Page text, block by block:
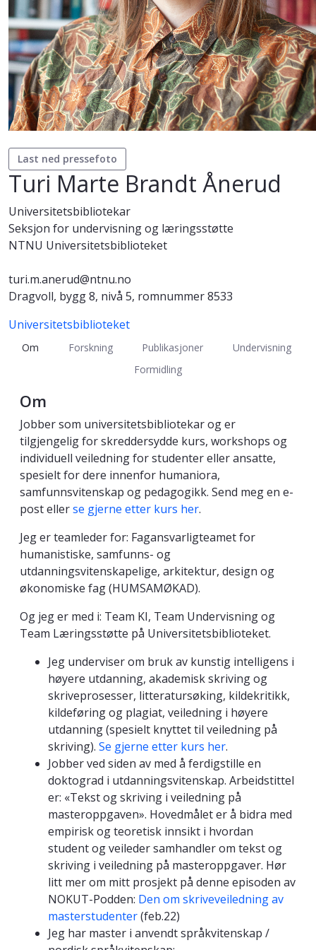
Last ned pressefoto
Turi Marte Brandt Ånerud
Universitetsbibliotekar
Seksjon for undervisning og læringsstøtte
NTNU Universitetsbiblioteket
turi.m.anerud@ntnu.no
Dragvoll, bygg 8, nivå 5, romnummer 8533
Universitetsbiblioteket
Om Forskning Publikasjoner
Undervisning
Formidling
Om
Jobber som universitetsbibliotekar og er
tilgjengelig for skreddersydde kurs, workshops og
individuell veiledning for studenter eller ansatte,
spesielt for dere innenfor humaniora,
samfunnsvitenskap og pedagogikk. Send meg en e-
post ellerse gjerne etter kurs her.
Jeg er teamleder for: Fagansvarligteamet for
humanistiske, samfunns- og
utdanningsvitenskapelige, arkitektur, design og
økonomiske fag (HUMSAMØKAD).
Og jeg er med i: Team KI, Team Undervisning og
Team Læringsstøtte på Universitetsbiblioteket.
Jeg underviser om bruk av kunstig intelligens i
høyere utdanning, akademisk skriving og
skriveprosesser, litteratursøking, kildekritikk,
kildeføring og plagiat, veiledning i høyere
utdanning (spesielt knyttet til veiledning på
skriving). Se gjerne etter kurs her.
Jobber ved siden av med å ferdigstille en
doktograd i utdanningsvitenskap. Arbeidstittel
er: «Tekst og skriving i veiledning på
masteroppgaven». Hovedmålet er å bidra med
empirisk og teoretisk innsikt i hvordan
student og veileder samhandler om tekst og
skriving i veiledning på masteroppgaver. Hør
litt mer om mitt prosjekt på denne episoden av
NOKUT-Podden: Den om skriveveiledning av
masterstudenter(feb.22)
Jeg har master i anvendt språkvitenskap /